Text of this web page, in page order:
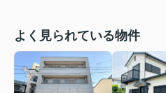
よく見られている物件